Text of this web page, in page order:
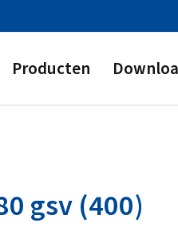
Producten
gsv (400)